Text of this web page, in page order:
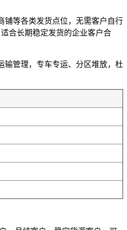
铺等各类发货点位，无需客户自行
合长期稳定发货的企业客户合
输管理，专车专运、分区堆放，杜